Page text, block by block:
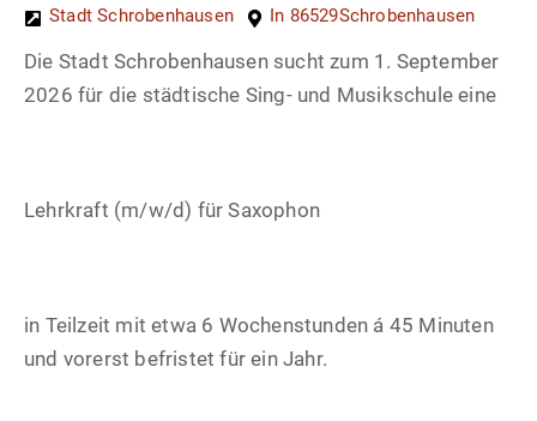
Stadt Schrobenhausen In 86529Schrobenhausen
Die Stadt Schrobenhausen sucht zum 1. September
2026 für die städtische Sing- und Musikschule eine
Lehrkraft (m/w/d) für Saxophon
in Teilzeit mit etwa 6 Wochenstunden á 45 Minuten
und vorerst befristet für ein Jahr.